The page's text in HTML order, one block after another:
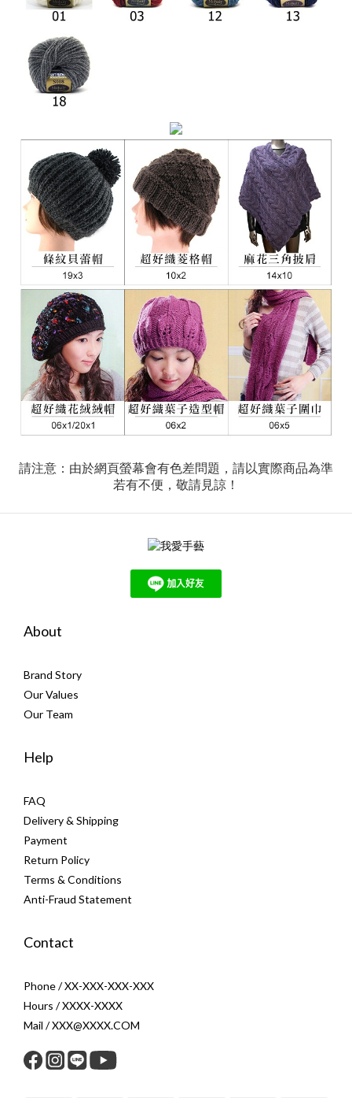
請注意：由於網頁螢幕會有色差問題，請以實際商品為準
若有不便，敬請見諒！
About
Brand Story
Our Values
Our Team
Help
FAQ
Delivery & Shipping
Payment
Return Policy
Terms & Conditions
Anti-Fraud Statement
Contact
Phone / XX-XXX-XXX-XXX
Hours / XXXX-XXXX
Mail / XXX@XXXX.COM